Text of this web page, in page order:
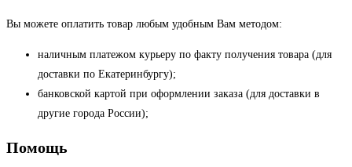
Вы можете оплатить товар любым удобным Вам методом:
наличным платежом курьеру по факту получения товара (для
доставки по Екатеринбургу);
банковской картой при оформлении заказа (для доставки в
другие города России);
Помощь